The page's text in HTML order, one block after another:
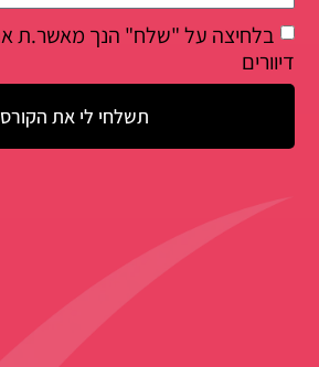
בלחיצה על "שלח" הנך מאשר.ת
דיוורים
תשלחי לי את